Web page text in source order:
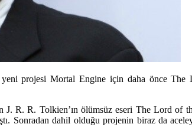
yeni projesi Mortal Engine için daha önce
R. R. Tolkien’ın ölümsüz eseri The Lord of
Sonradan dahil olduğu projenin biraz da